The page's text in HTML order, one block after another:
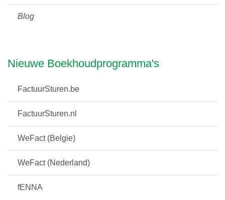
Blog
Nieuwe Boekhoudprogramma's
FactuurSturen.be
FactuurSturen.nl
WeFact (Belgie)
WeFact (Nederland)
fENNA